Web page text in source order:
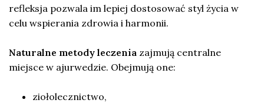
refleksja pozwala im lepiej dostosować styl życia w
celu wspierania zdrowia i harmonii.
Naturalne metody leczenia zajmują centralne
miejsce w ajurwedzie. Obejmują one:
ziołolecznictwo,